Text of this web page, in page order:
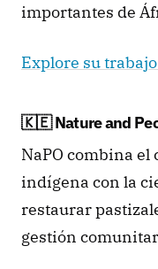
importantes de
Explore su
🇰🇪 Nature and
NaPO combina
indígena con la
restaurar
gestión